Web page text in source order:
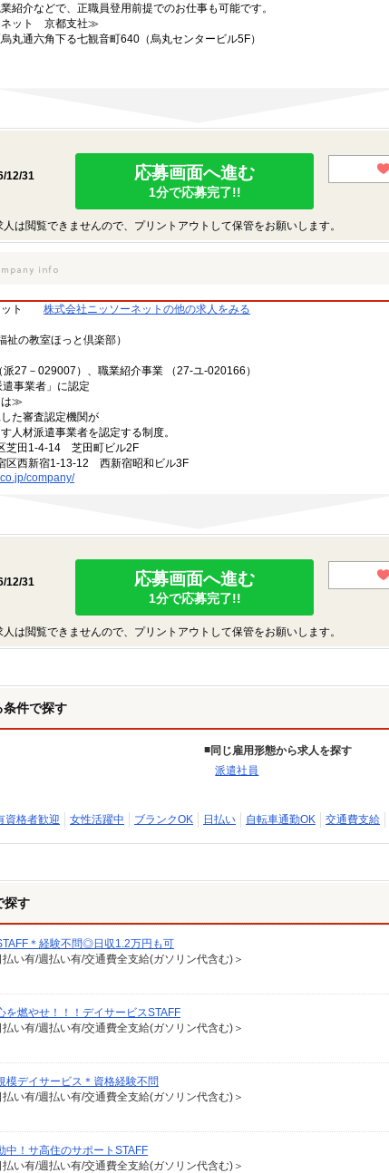
紹介などで、正職員登用前提でのお仕事も可能です。
ネット 京都支社≫
丸通六角下る七観音町640（烏丸センタービル5F）
12/31
応募画面へ進む
1分で応募完了!!
は閲覧できませんので、プリントアウトして保管をお願いします。
ト
株式会社ニッソーネットの他の求人をみる
の教室ほっと倶楽部）
27－029007）、職業紹介事業 （27-ユ-020166）
事業者」に認定
は≫
た審査認定機関が
人材派遣事業者を認定する制度。
芝田1-4-14 芝田町ビル2F
区西新宿1-13-12 西新宿昭和ビル3F
company/
12/31
応募画面へ進む
1分で応募完了!!
は閲覧できませんので、プリントアウトして保管をお願いします。
条件で探す
同じ雇用形態から求人を探す
派遣社員
資格者歓迎 女性活躍中 ブランクOK 日払い 自転車通勤OK 交通費支給
探す
＊経験不問◎日収1.2万円も可
い有/週払い有/交通費全支給(ガソリン代含む)＞
燃やせ！！！デイサービスSTAFF
い有/週払い有/交通費全支給(ガソリン代含む)＞
模デイサービス＊資格経験不問
い有/週払い有/交通費全支給(ガソリン代含む)＞
中！サ高住のサポートSTAFF
い有/週払い有/交通費全支給(ガソリン代含む)＞